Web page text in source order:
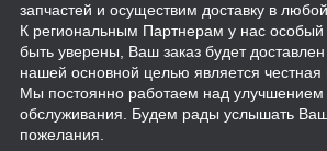
запчастей и осуществим доставку в
К региональным Партнерам у нас
быть уверены, Ваш заказ будет
нашей основной целью является честная
Мы постоянно работаем над улучшением
обслуживания. Будем рады услышать
пожелания.